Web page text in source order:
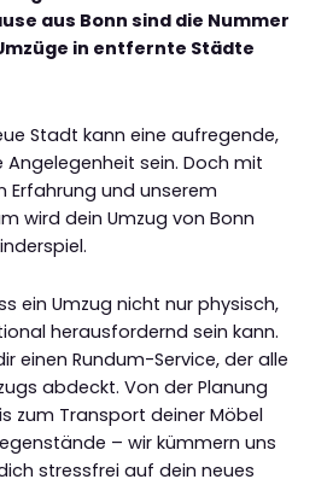
aus Bonn sind die Nummer
in entfernte Städte
Stadt kann eine aufregende,
sein. Doch mit
Erfahrung und unserem
wird dein Umzug von Bonn
ein Umzug nicht nur physisch,
herausfordernd sein kann.
einen Rundum-Service, der alle
abdeckt. Von der Planung
zum Transport deiner Möbel
– wir kümmern uns
stressfrei auf dein neues